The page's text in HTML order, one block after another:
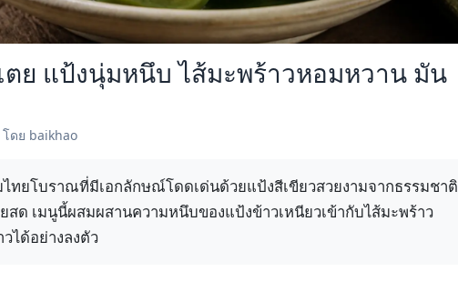
ย แป้งนุ่มหนึบ ไส้มะพร้าวหอมหวาน มัน
โดย baikhao
ทยโบราณที่มีเอกลักษณ์โดดเด่นด้วยแป้งสีเขียวสวยงามจากธรรมชาติ
สด เมนูนี้ผสมผสานความหนึบของแป้งข้าวเหนียวเข้ากับไส้มะพร้าว
ได้อย่างลงตัว